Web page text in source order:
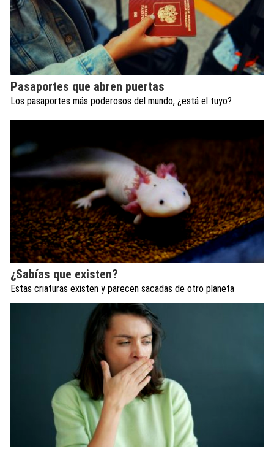
Pasaportes que abren puertas
Los pasaportes más poderosos del mundo, ¿está el tuyo?
¿Sabías que existen?
Estas criaturas existen y parecen sacadas de otro planeta